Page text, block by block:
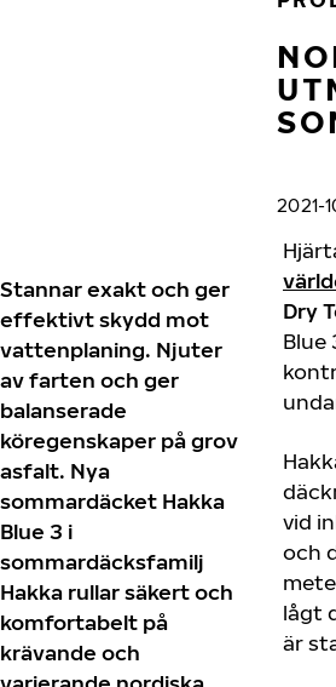
2021-
Stannar exakt och ger
effektivt skydd mot
vattenplaning. Njuter
av farten och ger
balanserade
köregenskaper på grov
asfalt. Nya
sommardäcket Hakka
Blue 3 i
sommardäcksfamilj
Hakka rullar säkert och
komfortabelt på
krävande och
Dry
Blue
vid
och
lågt
är